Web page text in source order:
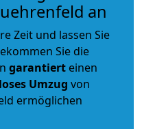
an
Zeit und lassen Sie
Sie die
garantiert einen
Umzug von
ermöglichen